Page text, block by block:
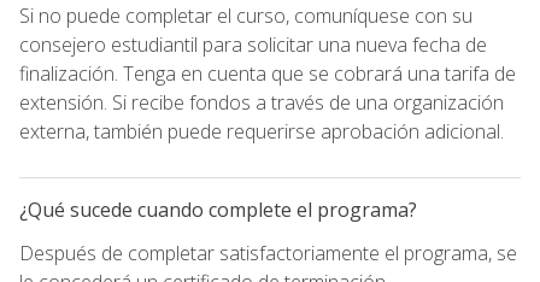
Si no puede completar el curso, comuníquese con su
consejero estudiantil para solicitar una nueva fecha de
finalización. Tenga en cuenta que se cobrará una tarifa de
extensión. Si recibe fondos a través de una organización
externa, también puede requerirse aprobación adicional.
¿Qué sucede cuando complete el programa?
Después de completar satisfactoriamente el programa, se